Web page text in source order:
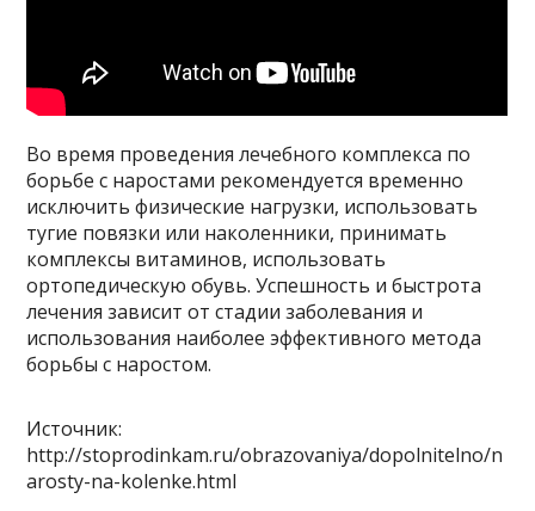
Во время проведения лечебного комплекса по
борьбе с наростами рекомендуется временно
исключить физические нагрузки, использовать
тугие повязки или наколенники, принимать
комплексы витаминов, использовать
ортопедическую обувь. Успешность и быстрота
лечения зависит от стадии заболевания и
использования наиболее эффективного метода
борьбы с наростом.
Источник:
http://stoprodinkam.ru/obrazovaniya/dopolnitelno/n
arosty-na-kolenke.html